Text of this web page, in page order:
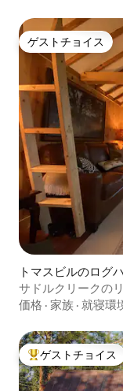
ゲストチョイス
ゲストチョイス
トマスビルのログ
サドルクリークの
価格 · 家族 · 就寝環
大好評のゲストチ
ゲストチョイス